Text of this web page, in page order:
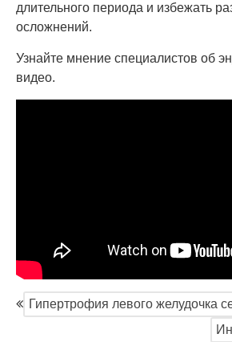
длительного периода и избежать
осложнений.
Узнайте мнение специалистов об
видео.
Гипертрофия левого желудочка